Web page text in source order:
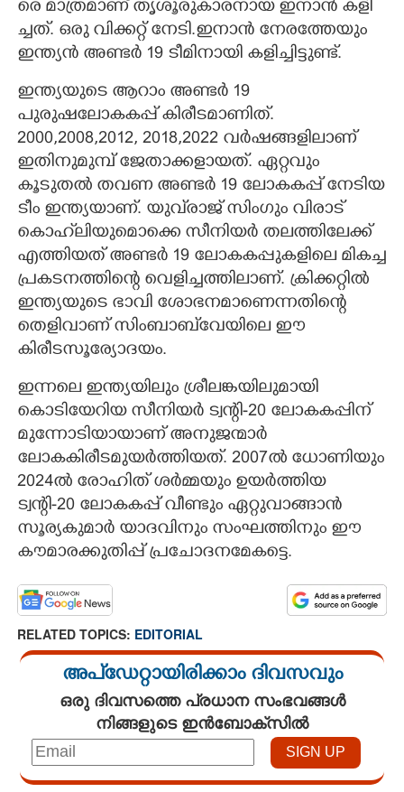
രെ​ ​മാ​ത്ര​മാ​ണ് ​തൃ​ശൂ​രു​കാ​ര​നാ​യ​ ​ഇ​നാ​ൻ​ ​ക​ളി​
ച്ച​ത്.​ ​ഒ​രു​ ​വി​ക്ക​റ്റ് ​നേ​‌​ടി.ഇ​നാ​ൻ നേരത്തേയും
ഇന്ത്യൻ അണ്ടർ 19 ടീമി​നായി കളിച്ചിട്ടുണ്ട്.
ഇന്ത്യയുടെ ആറാം അണ്ടർ 19
പുരുഷലോകകപ്പ് കിരീടമാണിത്.
2000,2008,2012, 2018,2022 വർഷങ്ങളിലാണ്
ഇതിനുമുമ്പ് ജേതാക്കളായത്. ഏറ്റവും
കൂടുതൽ തവണ അണ്ടർ 19 ലോകകപ്പ് നേടിയ
ടീം ഇന്ത്യയാണ്. യുവ‌്‌രാജ് സിംഗും വിരാട്
കൊഹ്‌ലിയുമൊക്കെ സീനിയർ തലത്തിലേക്ക്
എത്തിയത് അണ്ടർ 19 ലോകകപ്പുകളിലെ മികച്ച
പ്രകടനത്തിന്റെ വെളിച്ചത്തിലാണ്. ക്രിക്കറ്റിൽ
ഇന്ത്യയുടെ ഭാവി ശോഭനമാണെന്നതിന്റെ
തെളിവാണ് സിംബാബ്‌വേയിലെ ഈ
കിരീടസൂര്യോദയം.
ഇന്നലെ ഇന്ത്യയിലും ശ്രീലങ്കയിലുമായി
കൊടിയേറിയ സീനിയർ ട്വന്റി-20 ലോകകപ്പിന്
മുന്നോടിയായാണ് അനുജന്മാർ
ലോകകിരീടമുയർത്തിയത്. 2007ൽ ധോണിയും
2024ൽ രോഹിത് ശർമ്മയും ഉയർത്തിയ
ട്വന്റി-20 ലോകകപ്പ് വീണ്ടും ഏറ്റുവാങ്ങാൻ
സൂര്യകുമാർ യാദവിനും സംഘത്തിനും ഈ
കൗമാരക്കുതിപ്പ് പ്രചോദനമേകട്ടെ.
RELATED TOPICS: EDITORIAL
അപ്ഡേറ്റായിരിക്കാം ദിവസവും
ഒരു ദിവസത്തെ പ്രധാന സംഭവങ്ങൾ
നിങ്ങളുടെ ഇൻബോക്സിൽ